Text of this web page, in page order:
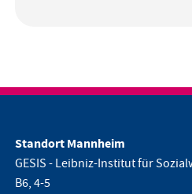
Standort Mannheim
GESIS - Leibniz-Institut für
B6, 4-5